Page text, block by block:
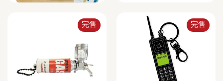
完售 完售